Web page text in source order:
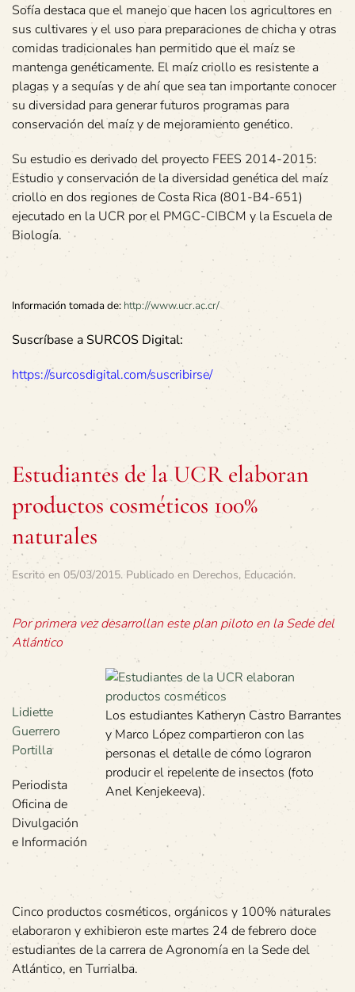
Sofía destaca que el manejo que hacen los agricultores en
sus cultivares y el uso para preparaciones de chicha y otras
comidas tradicionales han permitido que el maíz se
mantenga genéticamente. El maíz criollo es resistente a
plagas y a sequías y de ahí que sea tan importante conocer
su diversidad para generar futuros programas para
conservación del maíz y de mejoramiento genético.
Su estudio es derivado del proyecto FEES 2014-2015:
Estudio y conservación de la diversidad genética del maíz
criollo en dos regiones de Costa Rica (801-B4-651)
ejecutado en la UCR por el PMGC-CIBCM y la Escuela de
Biología.
Información tomada de: http://www.ucr.ac.cr/
Suscríbase a SURCOS Digital:
https://surcosdigital.com/suscribirse/
Estudiantes de la UCR elaboran
productos cosméticos 100%
naturales
Escrito en 05/03/2015. Publicado en Derechos, Educación.
Por primera vez desarrollan este plan piloto en la Sede del
Atlántico
Los estudiantes Katheryn Castro Barrantes
y Marco López compartieron con las
personas el detalle de cómo lograron
producir el repelente de insectos (foto
Anel Kenjekeeva).
Lidiette
Guerrero
Portilla
Periodista
Oficina de
Divulgación
e Información
Cinco productos cosméticos, orgánicos y 100% naturales
elaboraron y exhibieron este martes 24 de febrero doce
estudiantes de la carrera de Agronomía en la Sede del
Atlántico, en Turrialba.